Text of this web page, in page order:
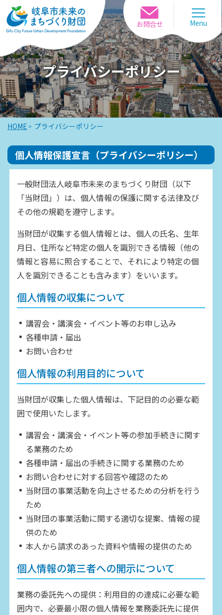
お問合せ Menu
プライバシーポリシー
HOME プライバシーポリシー
個人情報保護宣言（プライバシーポリシー）
一般財団法人岐阜市未来のまちづくり財団（以下
「当財団」）は、個人情報の保護に関する法律及び
その他の規範を遵守します。
当財団が収集する個人情報とは、個人の氏名、生年
月日、住所など特定の個人を識別できる情報（他の
情報と容易に照合することで、それにより特定の個
人を識別できることも含みます）をいいます。
個人情報の収集について
講習会・講演会・イベント等のお申し込み
各種申請・届出
お問い合わせ
個人情報の利用目的について
当財団が収集した個人情報は、下記目的の必要な範
囲で使用いたします。
講習会・講演会・イベント等の参加手続きに関す
る業務のため
各種申請・届出の手続きに関する業務のため
お問い合わせに対する回答や確認のため
当財団の事業活動を向上させるための分析を行う
ため
当財団の事業活動に関する適切な提案、情報の提
供のため
本人から請求のあった資料や情報の提供のため
個人情報の第三者への開示について
業務の委託先への提供：利用目的の達成に必要な範
囲内で、必要最小限の個人情報を業務委託先に提供